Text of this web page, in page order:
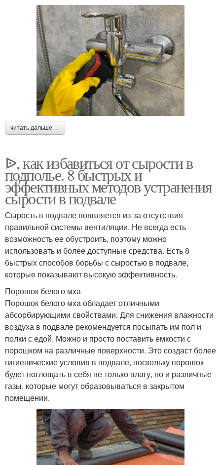
читать дальше →
ᐉ, как избавиться от сырости в
подполье. 8 быстрых и
эффективных методов устранения
сырости в подвале
Сырость в подвале появляется из-за отсутствия
правильной системы вентиляции. Не всегда есть
возможность ее обустроить, поэтому можно
использовать и более доступные средства. Есть 8
быстрых способов борьбы с сыростью в подвале,
которые показывают высокую эффективность.
Порошок белого мха
Порошок белого мха обладает отличными
абсорбирующими свойствами. Для снижения влажности
воздуха в подвале рекомендуется посыпать им пол и
полки с едой. Можно и просто поставить емкости с
порошком на различные поверхности. Это создаст более
гигиенические условия в подвале, поскольку порошок
будет поглощать в себя не только влагу, но и различные
газы, которые могут образовываться в закрытом
помещении.